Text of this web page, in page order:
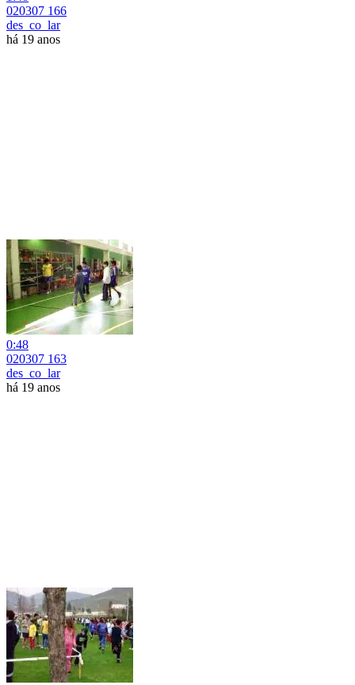
020307 166
des_co_lar
há 19 anos
0:48
020307 163
des_co_lar
há 19 anos